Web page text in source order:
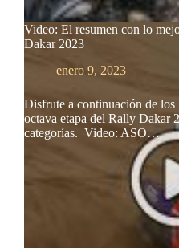
Video: El resumen con lo
Dakar 2023
enero 9, 2023
Disfrute a continuación de
octava etapa del Rally Dakar
categorías. Video: ASO…